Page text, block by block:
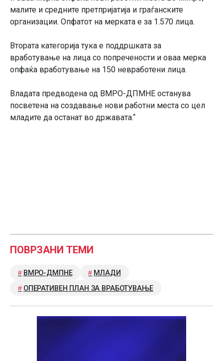
малите и средните претпријатија и граѓанските
организации. Опфатот на мерката е за 1.570 лица.
Втората категорија тука е поддршката за
вработување на лица со попречености и оваа мерка
опфаќа вработување на 150 невработени лица.
Владата предводена од ВМРО-ДПМНЕ останува
посветена на создавање нови работни места со цел
младите да останат во државата.“
ПОВРЗАНИ ТЕМИ
ВМРО-ДМПНЕ
МЛАДИ
ОПЕРАТИВЕН ПЛАН ЗА ВРАБОТУВАЊЕ